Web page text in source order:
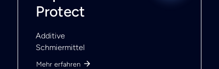
Protect
Additive
Schmiermittel
Mehr erfahren